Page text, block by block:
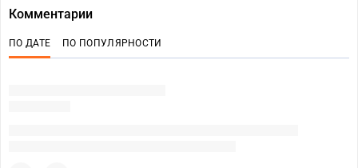
Комментарии
ПО ДАТЕ ПО ПОПУЛЯРНОСТИ